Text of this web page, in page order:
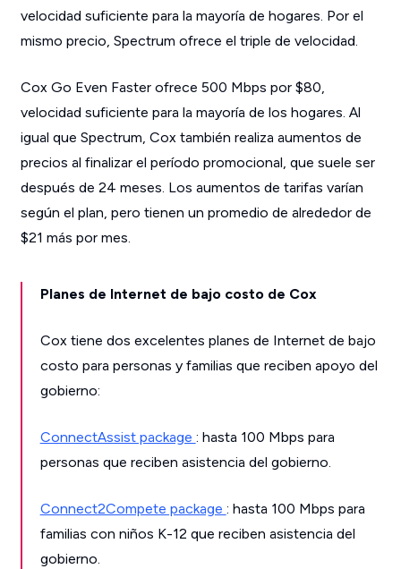
velocidad suficiente para la mayoría de hogares. Por el
mismo precio, Spectrum ofrece el triple de velocidad.
Cox Go Even Faster ofrece 500 Mbps por $80,
velocidad suficiente para la mayoría de los hogares. Al
igual que Spectrum, Cox también realiza aumentos de
precios al finalizar el período promocional, que suele ser
después de 24 meses. Los aumentos de tarifas varían
según el plan, pero tienen un promedio de alrededor de
$21 más por mes.
Planes de Internet de bajo costo de Cox
Cox tiene dos excelentes planes de Internet de bajo
costo para personas y familias que reciben apoyo del
gobierno:
ConnectAssist package : hasta 100 Mbps para
personas que reciben asistencia del gobierno.
Connect2Compete package : hasta 100 Mbps para
familias con niños K-12 que reciben asistencia del
gobierno.